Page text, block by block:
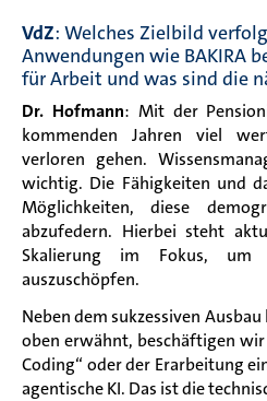
VdZ: Welches Zielbild
Anwendungen wie BAKIRA
für Arbeit und was sind die
Dr. Hofmann: Mit der
kommenden Jahren viel
verloren gehen.
wichtig. Die Fähigkeiten und
Möglichkeiten, diese
abzufedern. Hierbei steht
Skalierung im Fokus,
auszuschöpfen.
Neben dem sukzessiven
oben erwähnt, beschäftigen
Coding“ oder der Erarbeitung
agentische KI. Das ist die